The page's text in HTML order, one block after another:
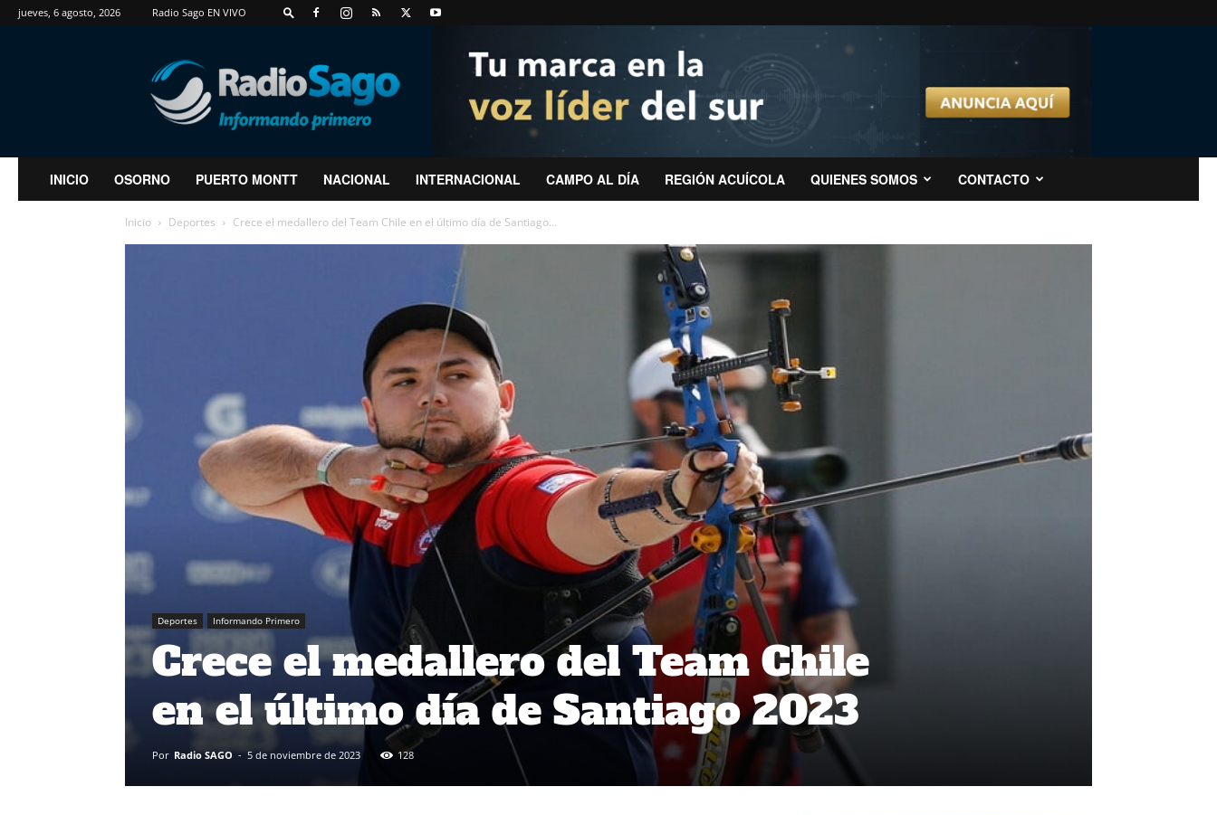
jueves, 6 agosto, 2026 Radio Sago EN VIVO
RadioSago
INICIO OSORNO PUERTO MONTT NACIONAL INTERNACIONAL CAMPO AL DÍA REGIÓN ACUÍCOLA QUIENES SOMOS CONTACTO
Inicio Deportes Crece el medallero del Team Chile en el último día de Santiago...
Deportes Informando Primero
Crece el medallero del Team Chile
en el último día de Santiago 2023
Por Radio SAGO - 5 de noviembre de 2023 128